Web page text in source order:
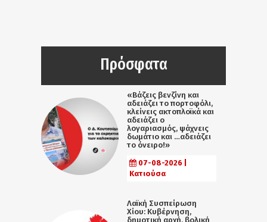
Πρόσφατα
«Βάζεις βενζίνη και
αδειάζει το πορτοφόλι,
κλείνεις ακτοπλοϊκά και
αδειάζει ο
λογαριασμός, ψάχνεις
δωμάτιο και …αδειάζει
το όνειρο!»
07-08-2026 |
Κατιούσα
Λαϊκή Συσπείρωση
Χίου: Κυβέρνηση,